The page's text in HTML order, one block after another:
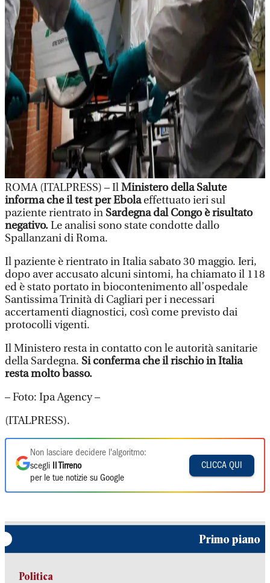
ROMA (ITALPRESS) – IlMinistero della Salute
informa che il test per Ebolaeffettuato ieri sul
paziente rientrato in Sardegna dal Congo è risultato
negativo.Le analisi sono state condotte dallo
Spallanzani di Roma.
Il paziente è rientrato in Italia sabato 30 maggio. Ieri,
dopo aver accusato alcuni sintomi, ha chiamato il 118
ed è stato portato in biocontenimento all’ospedale
Santissima Trinità di Cagliari per i necessari
accertamenti diagnostici, così come previsto dai
protocolli vigenti.
Il Ministero resta in contatto con le autorità sanitarie
della Sardegna. Si conferma che il rischio in Italia
resta molto basso.
– Foto: Ipa Agency –
(ITALPRESS).
Non lasciare decidere l'algoritmo:
scegli
Il Tirreno
per le tue notizie su Google
CLICCA QUI
Primo piano
Politica